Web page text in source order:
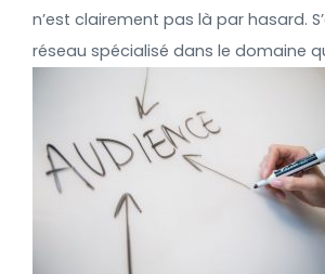
n’est clairement pas là par hasard.
réseau spécialisé dans le domaine